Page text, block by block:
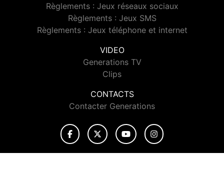
Règlements : Jeux réseaux sociaux
Règlements : Jeux SMS
Règlements : Jeux téléphone et internet
VIDEO
Generations TV
Clips
CONTACTS
Contacter Generations